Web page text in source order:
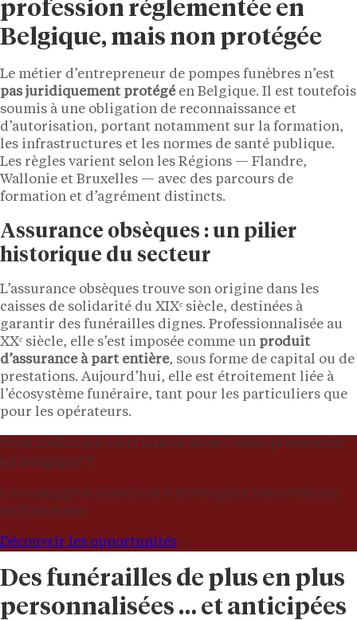
profession réglementée en
Belgique, mais non protégée
Le métier d’entrepreneur de pompes funèbres n’est
pas juridiquement protégé en Belgique. Il est toutefois
soumis à une obligation de reconnaissance et
d’autorisation, portant notamment sur la formation,
les infrastructures et les normes de santé publique.
Les règles varient selon les Régions — Flandre,
Wallonie et Bruxelles — avec des parcours de
formation et d’agrément distincts.
Assurance obsèques : un pilier
historique du secteur
L’assurance obsèques trouve son origine dans les
caisses de solidarité du XIXᵉ siècle, destinées à
garantir des funérailles dignes. Professionnalisée au
XXᵉ siècle, elle s’est imposée comme un produit
d’assurance à part entière, sous forme de capital ou de
prestations. Aujourd’hui, elle est étroitement liée à
l’écosystème funéraire, tant pour les particuliers que
pour les opérateurs.
Vous souhaitez vous lancer dans l'entrepreneuriat
en Belgique ?
Ces enseignes cherchent à développer leurs réseaux
de franchisés
Découvrir les opportunités
Des funérailles de plus en plus
personnalisées … et anticipées